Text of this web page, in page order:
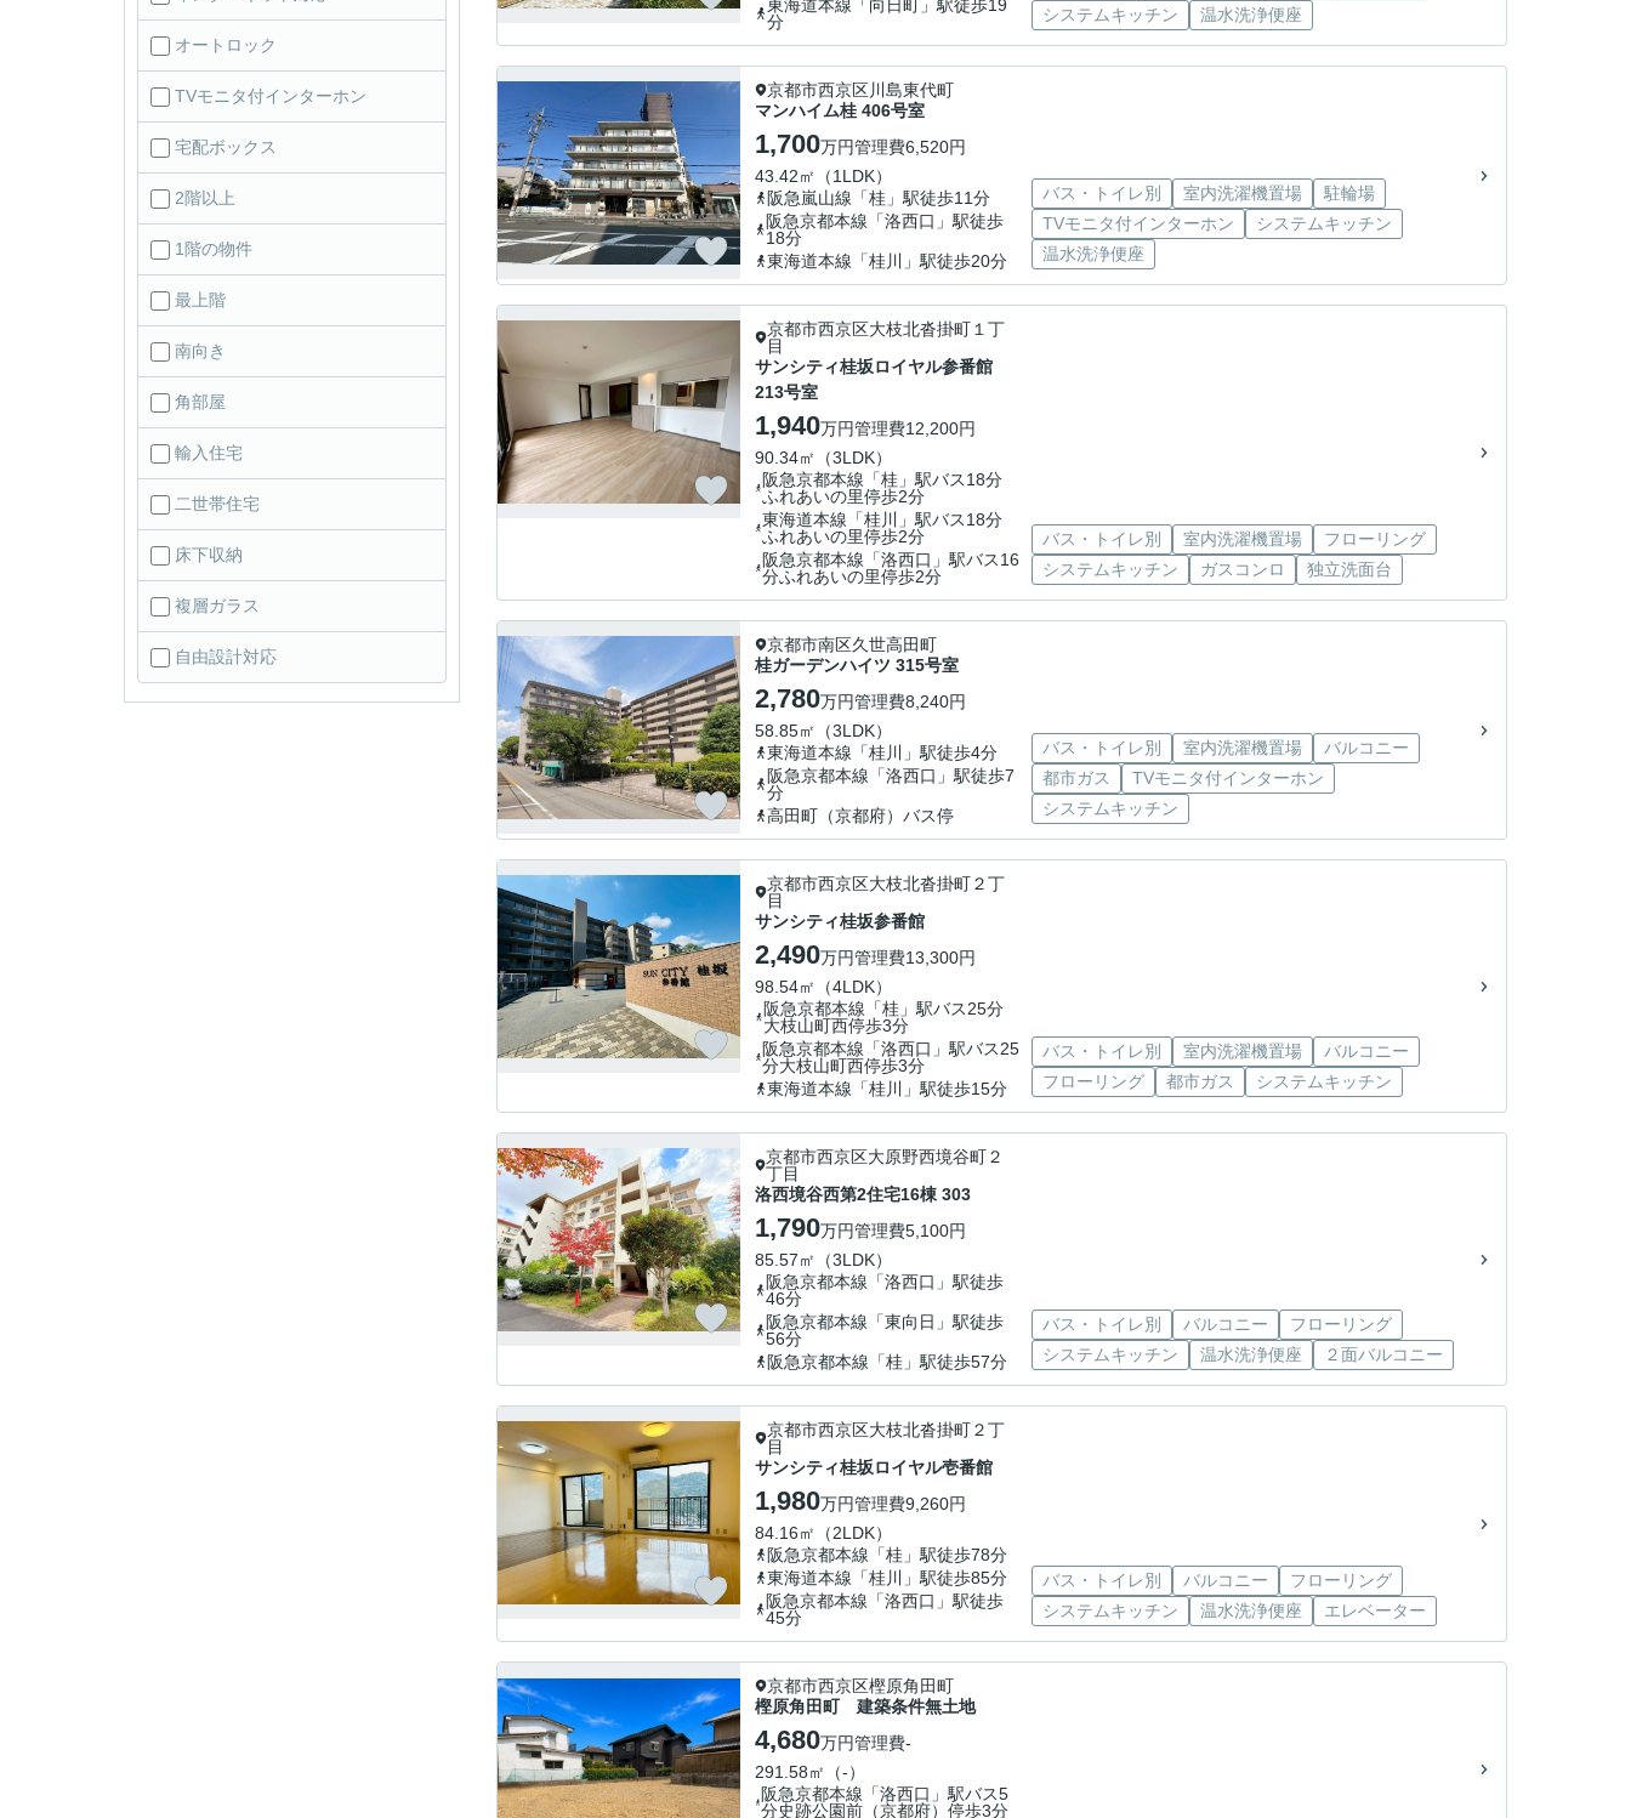
東海道本線「向日町」駅徒歩19
分
システムキッチン
温水洗浄便座
京都市西京区川島東代町
マンハイム桂 406号室
1,700万円管理費6,520円
43.42㎡（1LDK）
阪急嵐山線「桂」駅徒歩11分
阪急京都本線「洛西口」駅徒歩
18分
東海道本線「桂川」駅徒歩20分
バス・トイレ別 室内洗濯機置場
駐輪場
TVモニタ付インターホン
システムキッチン
温水洗浄便座
京都市西京区大枝北沓掛町１丁
目
サンシティ桂坂ロイヤル参番館
213号室
1,940万円管理費12,200円
90.34㎡（3LDK）
阪急京都本線「桂」駅バス18分
ふれあいの里停歩2分
東海道本線「桂川」駅バス18分
ふれあいの里停歩2分
阪急京都本線「洛西口」駅バス16
分ふれあいの里停歩2分
バス・トイレ別 室内洗濯機置場
フローリング
システムキッチン
ガスコンロ 独立洗面台
京都市南区久世高田町
桂ガーデンハイツ 315号室
2,780万円管理費8,240円
58.85㎡（3LDK）
東海道本線「桂川」駅徒歩4分
阪急京都本線「洛西口」駅徒歩7
分
高田町（京都府）バス停
バス・トイレ別 室内洗濯機置場
バルコニー
都市ガス
TVモニタ付インターホン
システムキッチン
京都市西京区大枝北沓掛町２丁
目
サンシティ桂坂参番館
2,490万円管理費13,300円
98.54㎡（4LDK）
阪急京都本線「桂」駅バス25分
大枝山町西停歩3分
阪急京都本線「洛西口」駅バス25
分大枝山町西停歩3分
東海道本線「桂川」駅徒歩15分
バス・トイレ別 室内洗濯機置場
バルコニー
フローリング
都市ガス システムキッチン
京都市西京区大原野西境谷町２
丁目
洛西境谷西第2住宅16棟 303
1,790万円管理費5,100円
85.57㎡（3LDK）
阪急京都本線「洛西口」駅徒歩
46分
阪急京都本線「東向日」駅徒歩
56分
阪急京都本線「桂」駅徒歩57分
バス・トイレ別 バルコニー
フローリング
システムキッチン
温水洗浄便座 ２面バルコニー
京都市西京区大枝北沓掛町２丁
目
サンシティ桂坂ロイヤル壱番館
1,980万円管理費9,260円
84.16㎡（2LDK）
阪急京都本線「桂」駅徒歩78分
東海道本線「桂川」駅徒歩85分
阪急京都本線「洛西口」駅徒歩
45分
バス・トイレ別 バルコニー
フローリング
システムキッチン
温水洗浄便座 エレベーター
京都市西京区樫原角田町
樫原角田町 建築条件無土地
4,680万円管理費-
291.58㎡（-）
阪急京都本線「洛西口」駅バス5
分史跡公園前（京都府）停歩3分
オートロック
TVモニタ付インターホン
宅配ボックス
2階以上
1階の物件
最上階
南向き
角部屋
輸入住宅
二世帯住宅
床下収納
複層ガラス
自由設計対応